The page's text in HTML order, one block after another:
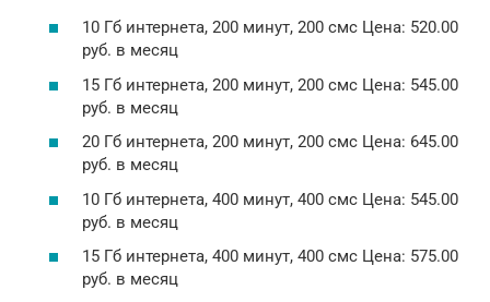
10 Гб интернета, 200 минут, 200 смс Цена: 520.00
руб. в месяц
15 Гб интернета, 200 минут, 200 смс Цена: 545.00
руб. в месяц
20 Гб интернета, 200 минут, 200 смс Цена: 645.00
руб. в месяц
10 Гб интернета, 400 минут, 400 смс Цена: 545.00
руб. в месяц
15 Гб интернета, 400 минут, 400 смс Цена: 575.00
руб. в месяц